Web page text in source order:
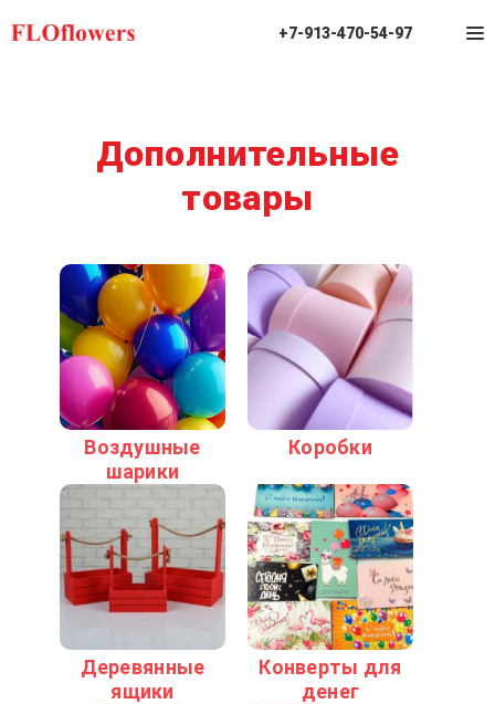
+7-913-470-54-97
Дополнительные
товары
Воздушные
шарики
Коробки
Деревянные
ящики
Конверты для
денег